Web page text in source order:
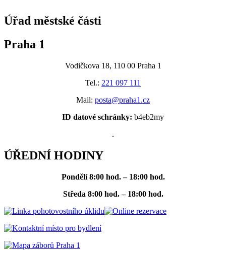
Úřad městské části
Praha 1
Vodičkova 18, 110 00 Praha 1
Tel.: 221 097 111
Mail: posta@praha1.cz
ID datové schránky: b4eb2my
.
ÚŘEDNÍ HODINY
Pondělí 8:00 hod. – 18:00 hod.
Středa 8:00 hod. – 18:00 hod.